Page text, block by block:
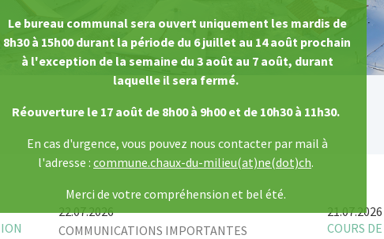
Le bureau communal sera ouvert uniquement les mardis de
8h30 à 15h00 durant la période du 6 juillet au 14 août prochain
à l'exception de la semaine du 3 août au 7 août, durant
laquelle il sera fermé.
Réouverture le 17 août de 8h00 à 9h00 et de 10h30 à 11h30.
En cas d'urgence, vous pouvez nous contacter par mail à
l'adresse : commune.chaux-du-milieu(at)ne(dot)ch.
Merci de votre compréhension et bel été.
22.07.2026
COMMUNICATIONS IMPORTANTES
21.07.2026
COURS